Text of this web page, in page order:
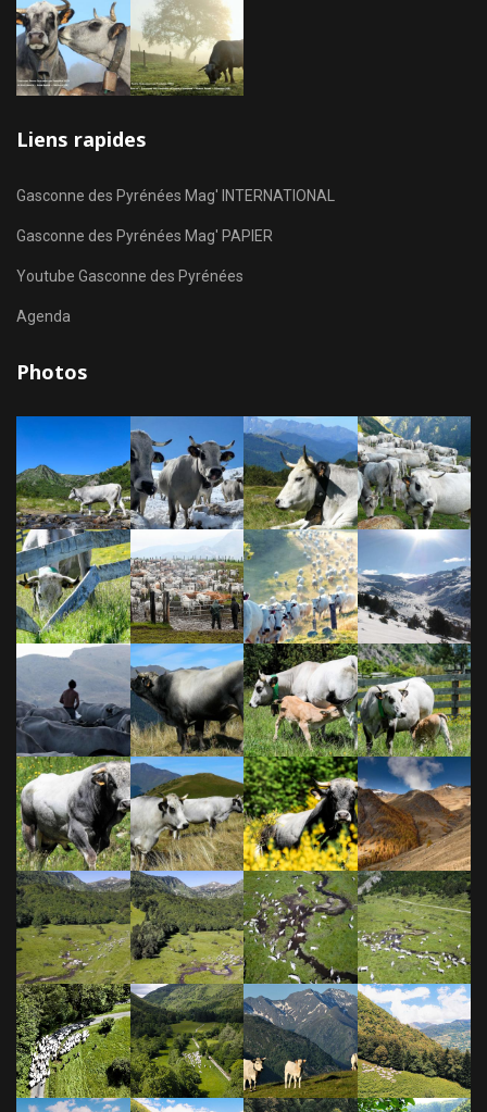
Liens rapides
Gasconne des Pyrénées Mag' INTERNATIONAL
Gasconne des Pyrénées Mag' PAPIER
Youtube Gasconne des Pyrénées
Agenda
Photos